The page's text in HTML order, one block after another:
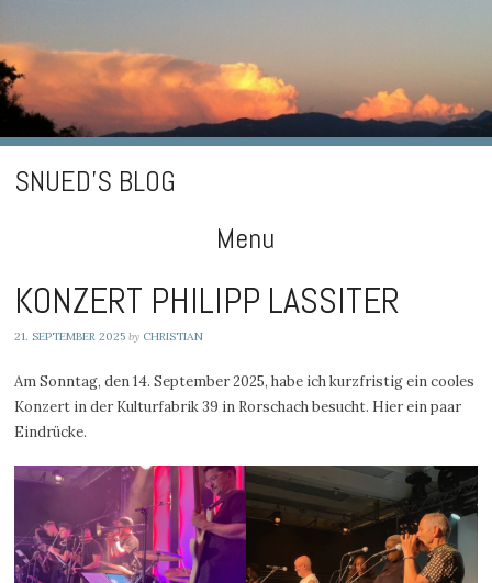
SNUED'S BLOG
Menu
Skip
to
KONZERT PHILIPP LASSITER
21. SEPTEMBER 2025 by CHRISTIAN
Am Sonntag, den 14. September 2025, habe ich kurzfristig ein cooles
Konzert in der Kulturfabrik 39 in Rorschach besucht. Hier ein paar
Eindrücke.